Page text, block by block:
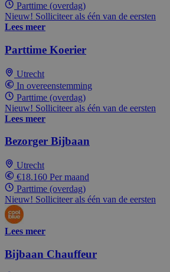
Parttime (overdag)
Nieuw! Solliciteer als één van de eersten
Lees meer
Parttime Koerier
Utrecht
In overeenstemming
Parttime (overdag)
Nieuw! Solliciteer als één van de eersten
Lees meer
Bezorger Bijbaan
Utrecht
€18.160 Per maand
Parttime (overdag)
Nieuw! Solliciteer als één van de eersten
Lees meer
Bijbaan Chauffeur